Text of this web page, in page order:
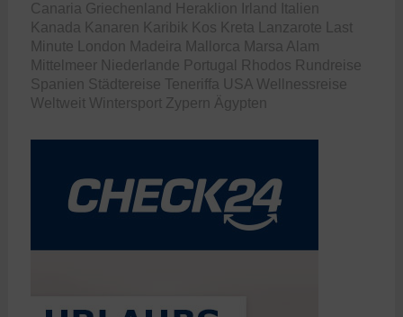
Canaria Griechenland Heraklion Irland
Italien
Kanada Kanaren Karibik Kos Kreta Lanzarote Last
Minute London Madeira Mallorca Marsa Alam
Mittelmeer Niederlande Portugal Rhodos Rundreise
Spanien Städtereise Teneriffa USA Wellnessreise
Weltweit Wintersport Zypern Ägypten